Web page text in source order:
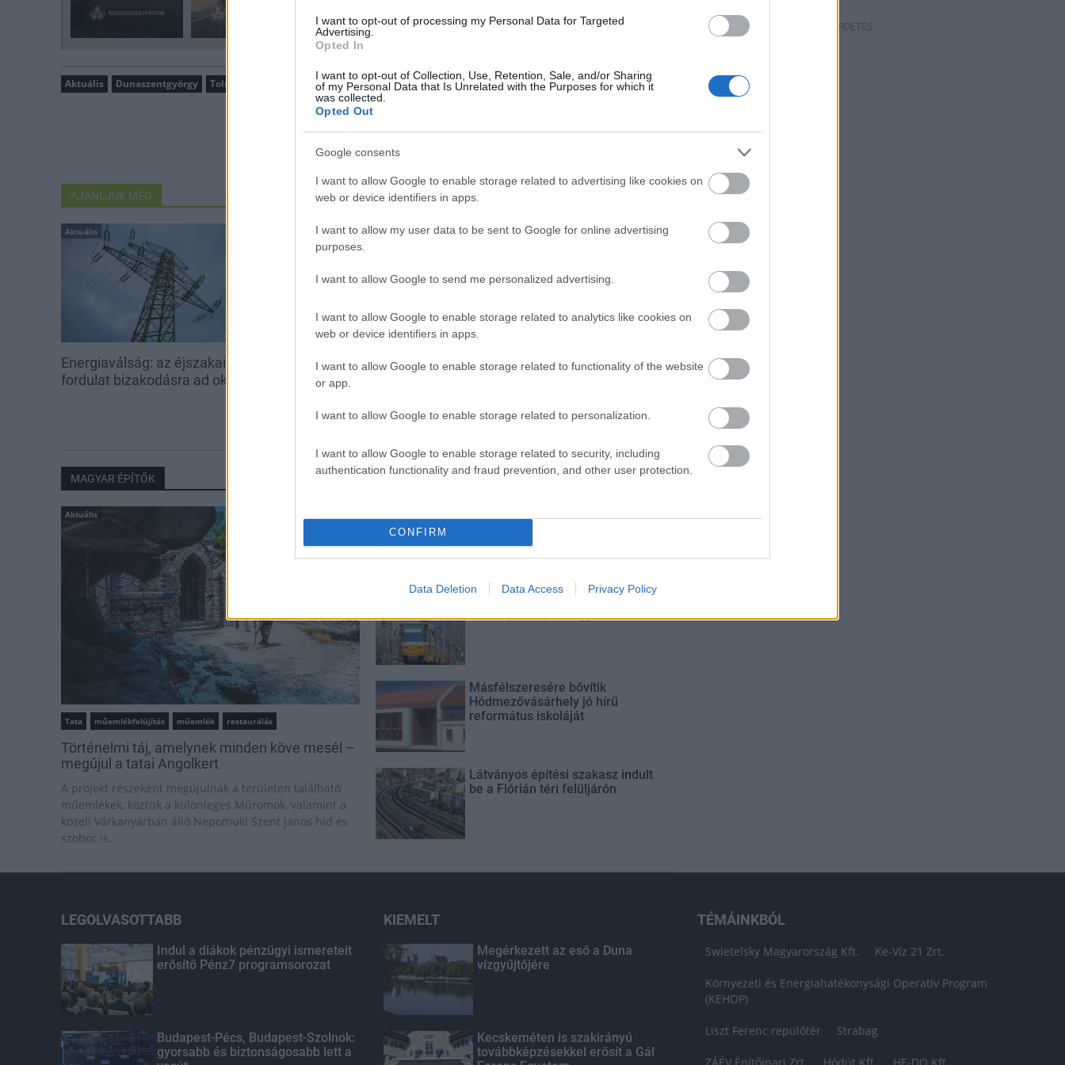
I want to opt-out of processing my Personal Data for Targeted
Advertising.
Opted In
I want to opt-out of Collection, Use, Retention, Sale, and/or Sharing
of my Personal Data that Is Unrelated with the Purposes for which it
was collected.
Opted Out
Google consents
I want to allow Google to enable storage related to advertising like cookies on
web or device identifiers in apps.
I want to allow my user data to be sent to Google for online advertising
purposes.
I want to allow Google to send me personalized advertising.
I want to allow Google to enable storage related to analytics like cookies on
web or device identifiers in apps.
I want to allow Google to enable storage related to functionality of the website
or app.
I want to allow Google to enable storage related to personalization.
I want to allow Google to enable storage related to security, including
authentication functionality and fraud prevention, and other user protection.
CONFIRM
Data Deletion Data Access Privacy Policy
Aktuális Dunaszentgyörgy Tolna megye vályogház
AJÁNLJUK MÉG
Aktuális
Energiaválság: az éjszakai
fordulat bizakodásra ad okot
Paks: hétfőn és talán még
kedden üzemben tartható az
Aktuális
Az atomerőmű egyetlen
MAGYAR ÉPÍTŐK
Aktuális
Tata műemlékfelújítás műemlék restaurálás
Történelmi táj, amelynek minden köve mesél –
megújul a tatai Angolkert
A projekt részeként megújulnak a területen található
műemlékek, köztük a különleges Műromok, valamint a
közeli Várkanyarban álló Nepomuki Szent János híd és
szobor is.
csomópont épül Angyalföldön
Másfélszeresére bővítik
Hódmezővásárhely jó hírű
református iskoláját
Látványos építési szakasz indult
be a Flórián téri felüljárón
HIRDETÉS
LEGOLVASOTTABB
Indul a diákok pénzügyi ismereteit
erősítő Pénz7 programsorozat
Budapest-Pécs, Budapest-Szolnok:
gyorsabb és biztonságosabb lett a
KIEMELT
Megérkezett az eső a Duna
vízgyűjtőjére
Kecskeméten is szakirányú
továbbképzésekkel erősít a Gál
TÉMÁINKBÓL
Swietelsky Magyarország Kft. Ke-Víz 21 Zrt.
Környezeti és Energiahatékonysági Operatív Program
(KEHOP)
Liszt Ferenc repülőtér Strabag